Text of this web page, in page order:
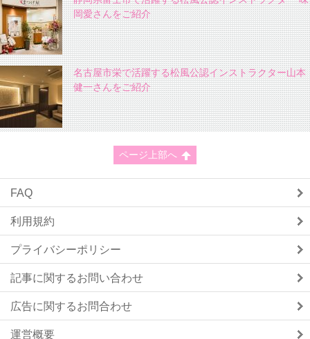
岡愛さんをご紹介
名古屋市栄で活躍する松風公認インストラクター山本
健一さんをご紹介
ページ上部へ
FAQ
利用規約
プライバシーポリシー
記事に関するお問い合わせ
広告に関するお問合わせ
運営概要